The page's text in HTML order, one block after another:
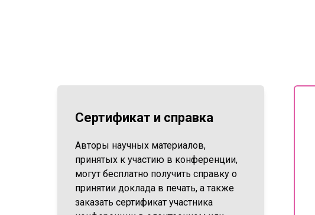
Сертификат и справка
Авторы научных материалов,
принятых к участию в конференции,
могут бесплатно получить справку о
принятии доклада в печать, а также
заказать сертификат участника